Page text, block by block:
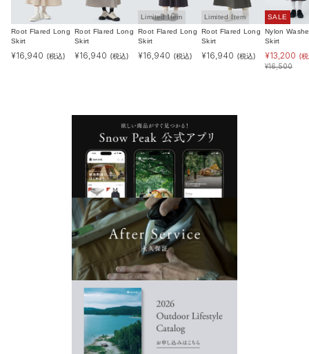
Root Flared Long
Skirt
¥16,940 (税込)
Root Flared Long
Skirt
¥16,940 (税込)
Limited Item
Root Flared Long
Skirt
¥16,940 (税込)
Limited Item
Root Flared Long
Skirt
¥16,940 (税込)
SALE
Nylon
Skirt
¥13,200 (
¥16,500